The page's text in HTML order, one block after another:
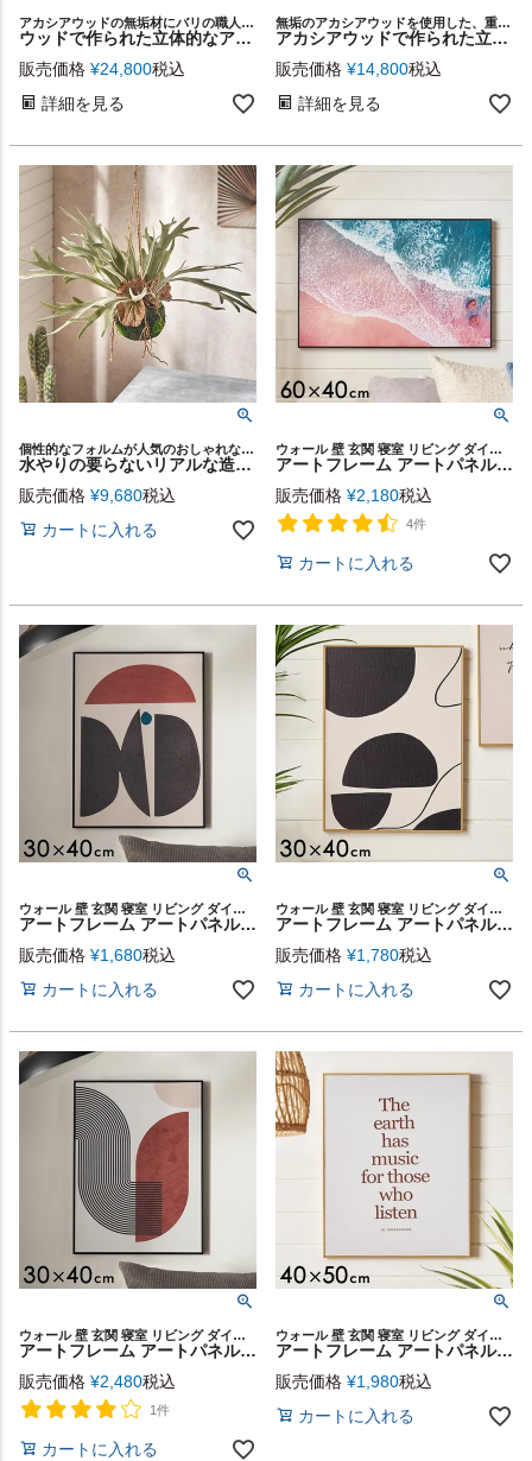
アカシアウッドの無垢材にバリの職人が彫刻したハンドメイドのウォールアート
ウッドで作られた立体的なアート・木製ウォールデコレーション（３Dティンバーアブストラクト 80ｘ80）(14250)
販売価格 ¥24,800税込
詳細を見る
無垢のアカシアウッドを使用した、重量感ある佇まいの 3Dウッドウォールアート。
アカシアウッドで作られた立体的な木製ウォールアート（３Dティンバーアブストラクト 40ｘ60）(1425)
販売価格 ¥14,800税込
詳細を見る
個性的なフォルムが人気のおしゃれなハンギングプランツ、ビカクシダ（コウモリラン）のフェイクグリーン
水やりの要らないリアルな造花 ビカクシダ（コウモリラン）のフェイクグリーン[94859]
販売価格 ¥9,680税込
カートに入れる
ウォール 壁 玄関 寝室 リビング ダイニング 店舗 カフェ レストラン ウォールアート キャンバスアート キャンバス デコレーション パネル 装飾 飾り プリント ギフト プレゼント
アートフレーム アートパネル 波 海 海岸 自然 キャンパス パネル 約 W 40cm D 60cm H 2cm ナチュラル 南国 アート キャンパスアート ウォール デコレーション インテリア 絵画 壁掛け 壁飾り アートボード おしゃれ 北欧 リゾート 雑貨 海外インテリア 西海岸風 [67176]
販売価格 ¥2,180税込
4件
カートに入れる
ウォール 壁 玄関 寝室 リビング ダイニング 店舗 カフェ レストラン ウォールアート キャンバスアート キャンバス デコレーション パネル 装飾 飾り プリント ギフト プレゼント
アートフレーム アートパネル デザイン 抽象的 キャンパス パネル 約 W 30cm D 40cm H 2cm モダン アート キャンパスアート ウォール デコレーション インテリア 絵画 壁掛け 壁飾り アートボード おしゃれ 北欧 リゾート 雑貨 海外インテリア 西海岸風 [67174]
販売価格 ¥1,680税込
カートに入れる
ウォール 壁 玄関 寝室 リビング ダイニング 店舗 カフェ レストラン ウォールアート キャンバスアート キャンバス デコレーション パネル 装飾 飾り プリント ギフト プレゼント
アートフレーム アートパネル アブストラクト モノトーン キャンパス パネル 約 W 30cm D 40cm H 2cm モダン アート キャンパスアート ウォール デコレーション インテリア 絵画 壁掛け 壁飾り アートボード おしゃれ 北欧 リゾート 雑貨 海外インテリア 西海岸風 [67171]
販売価格 ¥1,780税込
カートに入れる
ウォール 壁 玄関 寝室 リビング ダイニング 店舗 カフェ レストラン ウォールアート キャンバスアート キャンバス デコレーション パネル 装飾 飾り プリント ギフト プレゼント
アートフレーム アートパネル デザイン 抽象的 キャンパス パネル 約 W 30cm D 40cm H 2cm モダン アート キャンパスアート ウォール デコレーション インテリア 絵画 壁掛け 壁飾り アートボード おしゃれ 北欧 リゾート 雑貨 海外インテリア 西海岸風 [67166]
販売価格 ¥2,480税込
1件
カートに入れる
ウォール 壁 玄関 寝室 リビング ダイニング 店舗 カフェ レストラン ウォールアート キャンバスアート キャンバス デコレーション パネル 装飾 飾り プリント ギフト プレゼント
アートフレーム アートパネル メッセージ 英字 シンプル キャンパス パネル 約 W 40cm D 50cm H 2cm シンプル アート キャンパスアート ウォール デコレーション インテリア 絵画 壁掛け 壁飾り アートボード おしゃれ 北欧 リゾート 雑貨 海外インテリア 西海岸風 [67165]
販売価格 ¥1,980税込
カートに入れる